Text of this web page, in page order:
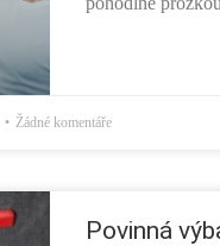
Žádné komentáře
Povinná